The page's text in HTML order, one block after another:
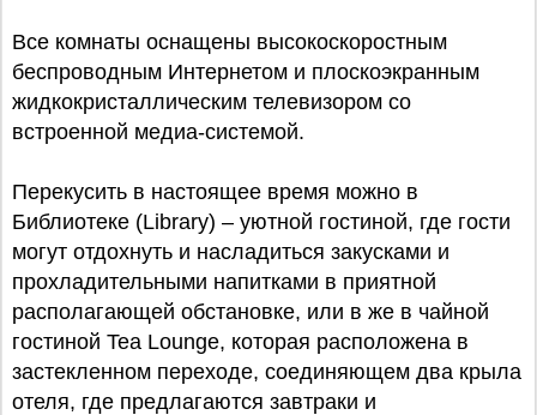
Все комнаты оснащены высокоскоростным
беспроводным Интернетом и плоскоэкранным
жидкокристаллическим телевизором со
встроенной медиа-системой.
Перекусить в настоящее время можно в
Библиотеке (Library) – уютной гостиной, где гости
могут отдохнуть и насладиться закусками и
прохладительными напитками в приятной
располагающей обстановке, или в же в чайной
гостиной Tea Lounge, которая расположена в
застекленном переходе, соединяющем два крыла
отеля, где предлагаются завтраки и